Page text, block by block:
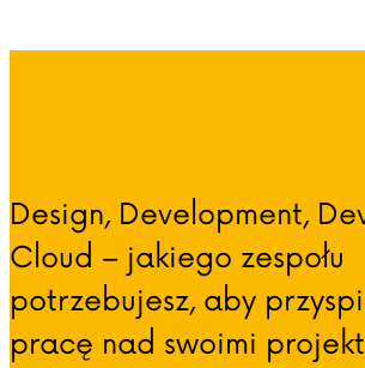
Design, Development,
Cloud – jakiego zespołu
potrzebujesz, aby
pracę nad swoimi